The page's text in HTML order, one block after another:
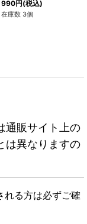
990円(税込)
在庫数 3個
通販サイト上の
は異なりますの
れる方は必ずご確